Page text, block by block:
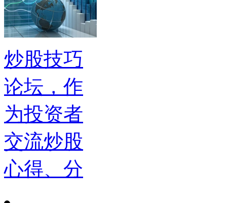
炒股技巧
论坛，作
为投资者
交流炒股
心得、分